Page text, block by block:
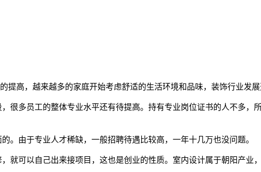
提高，越来越多的家庭开始考虑舒适的生活环境和品味，装饰行业发
很多员工的整体专业水平还有待提高。持有专业岗位证书的人不多
。由于专业人才稀缺，一般招聘待遇比较高，一年十几万也没问题。
就可以自己出来接项目，这也是创业的性质。室内设计属于朝阳产业